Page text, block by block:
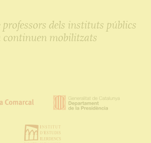
dels instituts públics
continuen mobilitzats